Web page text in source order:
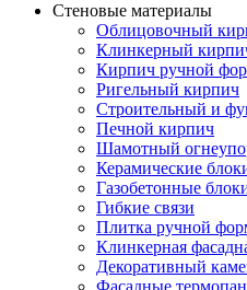
Стеновые материалы
Облицовочный
Клинкерный
Кирпич ручной
Ригельный кирпич
Строительный и
Печной кирпич
Шамотный
Керамические
Газобетонные
Гибкие связи
Плитка ручной
Клинкерная
Декоративный